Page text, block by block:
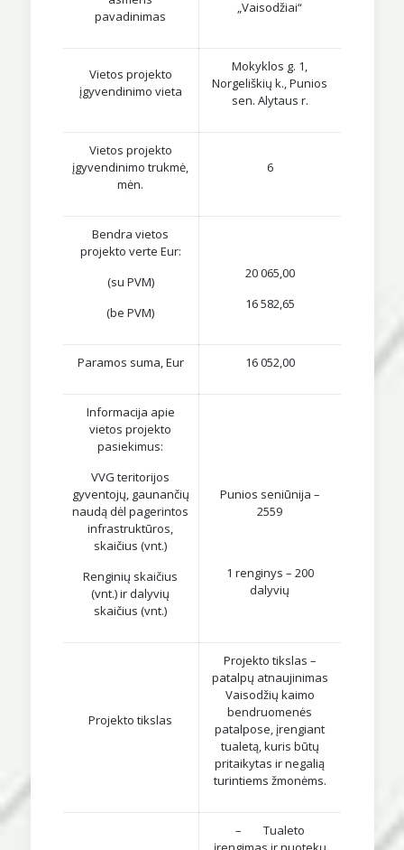
pavadinimas
„Vaisodžiai“
Vietos projekto
įgyvendinimo vieta
Mokyklos g. 1,
Norgeliškių k., Punios
sen. Alytaus r.
Vietos projekto
įgyvendinimo trukmė,
mėn.
6
Bendra vietos
projekto verte Eur:
(su PVM)
(be PVM)
20 065,00
16 582,65
Paramos suma, Eur 16 052,00
Informacija apie
vietos projekto
pasiekimus:
VVG teritorijos
gyventojų, gaunančių
naudą dėl pagerintos
infrastruktūros,
skaičius (vnt.)
Renginių skaičius
(vnt.) ir dalyvių
skaičius (vnt.)
Punios seniūnija –
2559
1 renginys – 200
dalyvių
Projekto tikslas
Projekto tikslas –
patalpų atnaujinimas
Vaisodžių kaimo
bendruomenės
patalpose, įrengiant
tualetą, kuris būtų
pritaikytas ir negalią
turintiems žmonėms.
– Tualeto